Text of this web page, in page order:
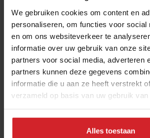
We gebruiken cookies om content en
personaliseren, om functies voor social
en om ons websiteverkeer te
informatie over uw gebruik van onze
partners voor social media, adverteren
partners kunnen deze gegevens
informatie die u aan ze heeft verstrekt
verzameld op basis van uw gebruik van
Alles toestaan
Er is een groeiende vraag naar dit
Werken in je eigen tuin is toch ook
hele dag achter een computer
"De positieve impact van een
veel groter dan enkel het lokale
“De positieve impact die je als lid van
aspect: door lid te worden van een